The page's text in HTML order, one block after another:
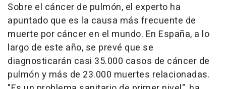
Sobre el cáncer de pulmón, el experto ha
apuntado que es la causa más frecuente de
muerte por cáncer en el mundo. En España, a lo
largo de este año, se prevé que se
diagnosticarán casi 35.000 casos de cáncer de
pulmón y más de 23.000 muertes relacionadas.